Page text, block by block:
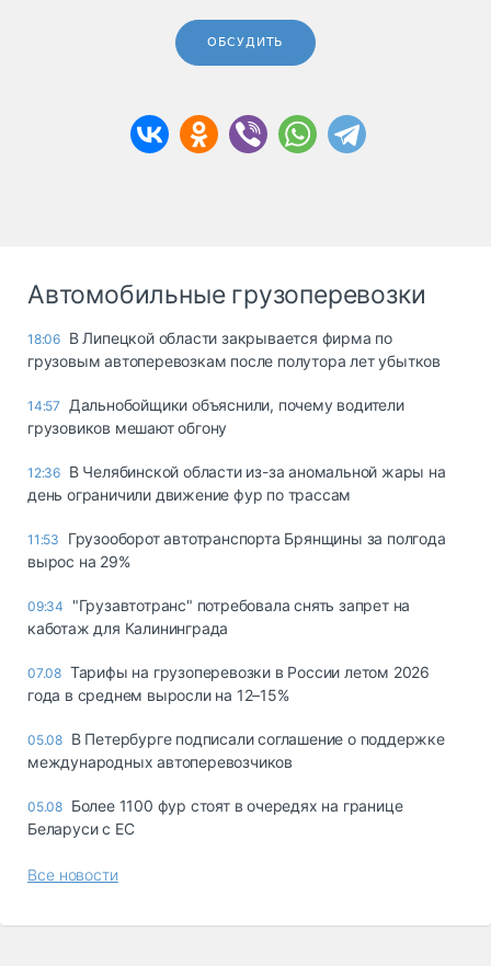
ОБСУДИТЬ
Автомобильные грузоперевозки
18:06 В Липецкой области закрывается фирма по
грузовым автоперевозкам после полутора лет убытков
14:57
Дальнобойщики объяснили, почему водители
грузовиков мешают обгону
12:36 В Челябинской области из-за аномальной жары на
день ограничили движение фур по трассам
11:53
Грузооборот автотранспорта Брянщины за полгода
вырос на 29%
09:34
"Грузавтотранс" потребовала снять запрет на
каботаж для Калининграда
07.08 Тарифы на грузоперевозки в России летом 2026
года в среднем выросли на 12–15%
05.08 В Петербурге подписали соглашение о поддержке
международных автоперевозчиков
05.08 Более 1100 фур стоят в очередях на границе
Беларуси с ЕС
Все новости